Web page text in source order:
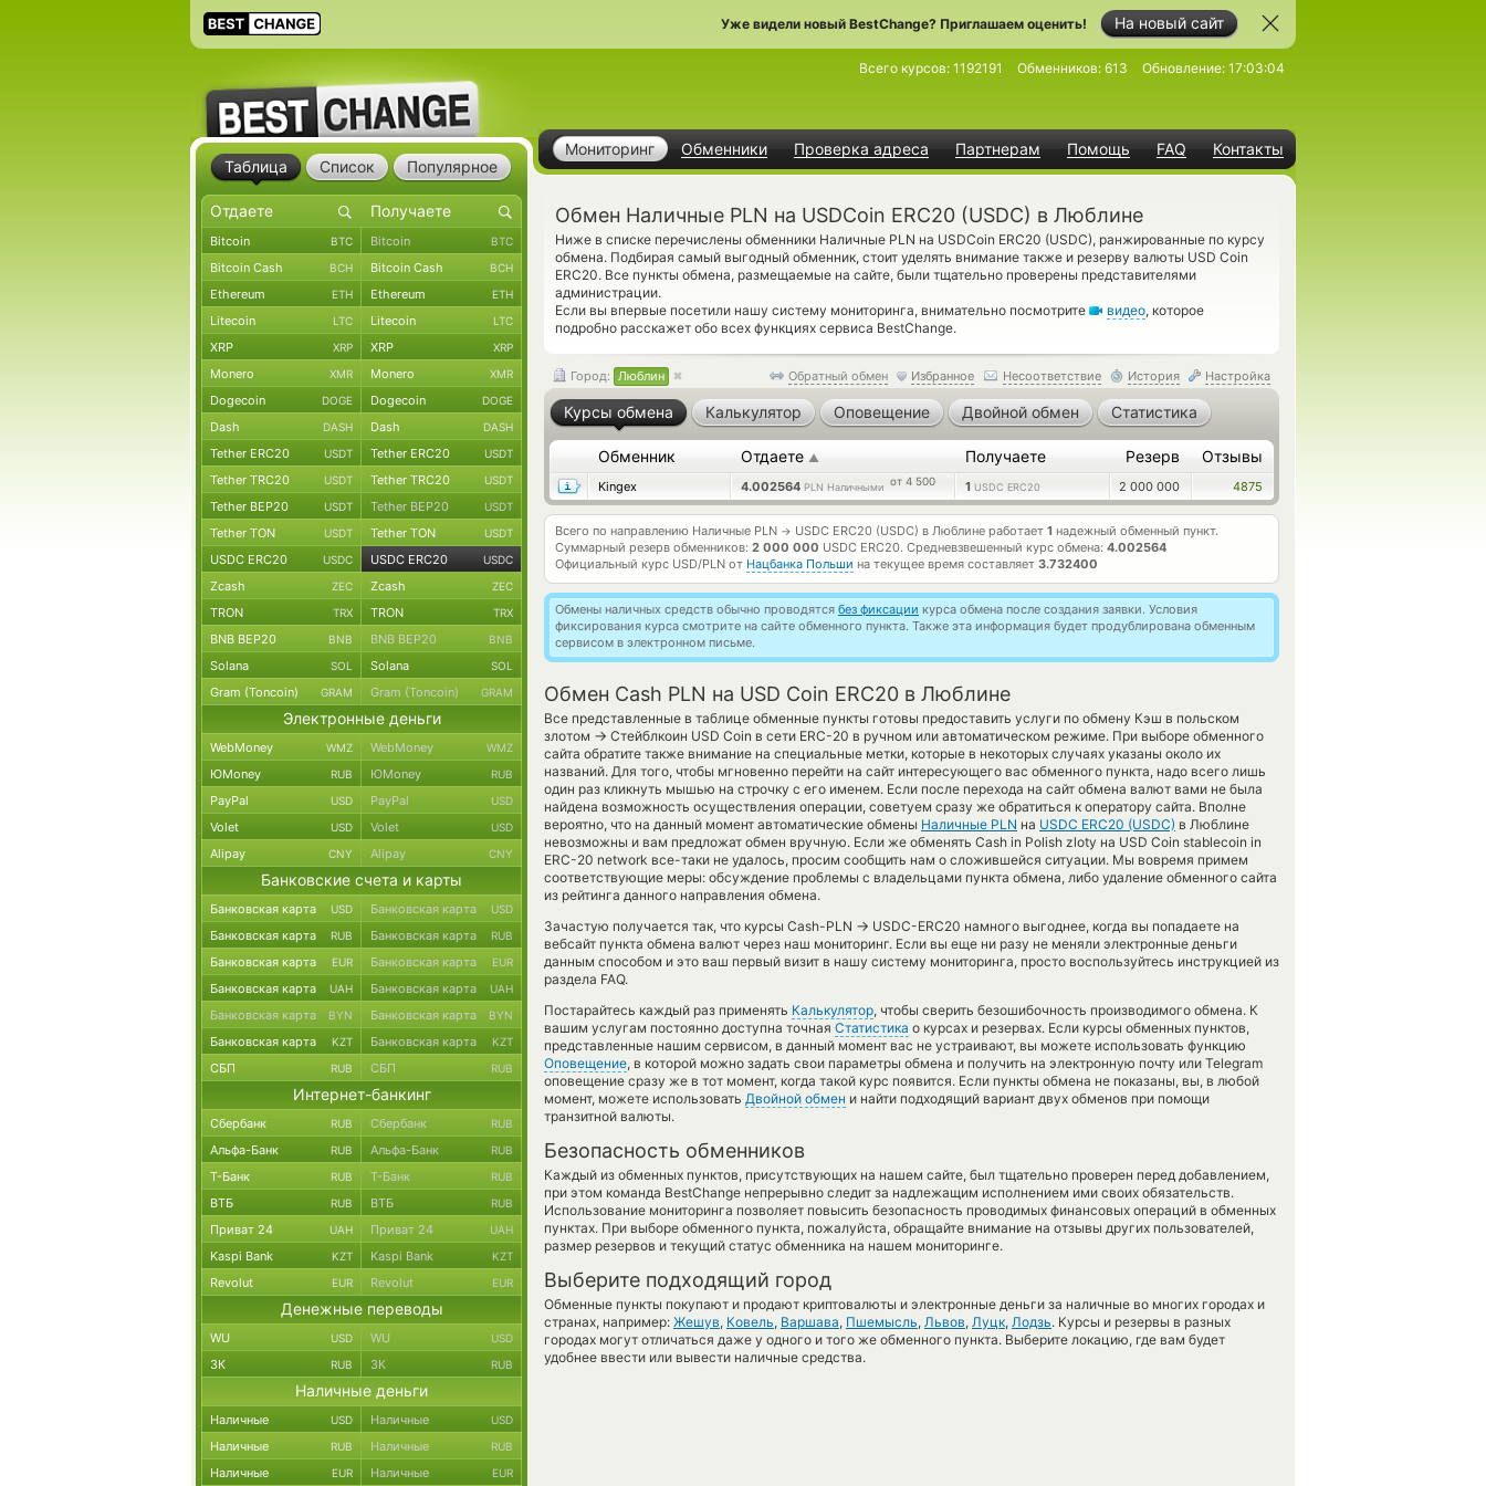
На новый сайт
Уже видели новый BestChange? Приглашаем оценить!
Мониторинг Обменники Проверка адреса Партнерам Помощь FAQ Контакты
Всего курсов: 1192191 Обменников: 613 Обновление: 17:03:04
Обмен Наличные PLN на USDCoin ERC20 (USDC) в Люблине
Ниже в списке перечислены обменники Наличные PLN на USDCoin ERC20 (USDC), ранжированные по курсу
обмена. Подбирая самый выгодный обменник, стоит уделять внимание также и резерву валюты USD Coin
ERC20. Все пункты обмена, размещаемые на сайте, были тщательно проверены представителями
администрации.
Если вы впервые посетили нашу систему мониторинга, внимательно посмотрите
видео, которое
подробно расскажет обо всех функциях сервиса BestChange.
Обратный обмен Избранное Несоответствие История Настройка
Город: Люблин
Курсы обмена Калькулятор Оповещение Двойной обмен Статистика
Обменник Отдаете ▲ Получаете Резерв Отзывы
Kingex 4.002564 PLN Наличными от 4 500 1 USDC ERC20 2 000 000 4875
Всего по направлению Наличные PLN → USDC ERC20 (USDC) в Люблине работает 1 надежный обменный пункт.
Суммарный резерв обменников: 2 000 000 USDC ERC20. Средневзвешенный курс обмена: 4.002564
Официальный курс USD/PLN от Нацбанка Польши на текущее время составляет 3.732400
Обмены наличных средств обычно проводятся без фиксации курса обмена после создания заявки. Условия
фиксирования курса смотрите на сайте обменного пункта. Также эта информация будет продублирована обменным
сервисом в электронном письме.
Обмен Cash PLN на USD Coin ERC20 в Люблине
Все представленные в таблице обменные пункты готовы предоставить услуги по обмену Кэш в польском
злотом → Стейблкоин USD Coin в сети ERC-20 в ручном или автоматическом режиме. При выборе обменного
сайта обратите также внимание на специальные метки, которые в некоторых случаях указаны около их
названий. Для того, чтобы мгновенно перейти на сайт интересующего вас обменного пункта, надо всего лишь
один раз кликнуть мышью на строчку с его именем. Если после перехода на сайт обмена валют вами не была
найдена возможность осуществления операции, советуем сразу же обратиться к оператору сайта. Вполне
вероятно, что на данный момент автоматические обмены Наличные PLN на USDC ERC20 (USDC) в Люблине
невозможны и вам предложат обмен вручную. Если же обменять Cash in Polish zloty на USD Coin stablecoin in
ERC-20 network все-таки не удалось, просим сообщить нам о сложившейся ситуации. Мы вовремя примем
соответствующие меры: обсуждение проблемы с владельцами пункта обмена, либо удаление обменного сайта
из рейтинга данного направления обмена.
Зачастую получается так, что курсы Cash-PLN → USDC-ERC20 намного выгоднее, когда вы попадаете на
вебсайт пункта обмена валют через наш мониторинг. Если вы еще ни разу не меняли электронные деньги
данным способом и это ваш первый визит в нашу систему мониторинга, просто воспользуйтесь инструкцией из
раздела FAQ.
Постарайтесь каждый раз применять Калькулятор, чтобы сверить безошибочность производимого обмена. К
вашим услугам постоянно доступна точная Статистика о курсах и резервах. Если курсы обменных пунктов,
представленные нашим сервисом, в данный момент вас не устраивают, вы можете использовать функцию
Оповещение, в которой можно задать свои параметры обмена и получить на электронную почту или Telegram
оповещение сразу же в тот момент, когда такой курс появится. Если пункты обмена не показаны, вы, в любой
момент, можете использовать Двойной обмен и найти подходящий вариант двух обменов при помощи
транзитной валюты.
Безопасность обменников
Каждый из обменных пунктов, присутствующих на нашем сайте, был тщательно проверен перед добавлением,
при этом команда BestChange непрерывно следит за надлежащим исполнением ими своих обязательств.
Использование мониторинга позволяет повысить безопасность проводимых финансовых операций в обменных
пунктах. При выборе обменного пункта, пожалуйста, обращайте внимание на отзывы других пользователей,
размер резервов и текущий статус обменника на нашем мониторинге.
Выберите подходящий город
Обменные пункты покупают и продают криптовалюты и электронные деньги за наличные во многих городах и
странах, например: Жешув, Ковель, Варшава, Пшемысль, Львов, Луцк, Лодзь. Курсы и резервы в разных
городах могут отличаться даже у одного и того же обменного пункта. Выберите локацию, где вам будет
удобнее ввести или вывести наличные средства.
Таблица Список Популярное
Bitcoin BTC Bitcoin BTC
Bitcoin Cash BCH Bitcoin Cash BCH
Ethereum ETH Ethereum ETH
Litecoin LTC Litecoin LTC
XRP XRP XRP XRP
Monero XMR Monero XMR
Dogecoin DOGE Dogecoin DOGE
Dash DASH Dash DASH
Tether ERC20 USDT Tether ERC20 USDT
Tether TRC20 USDT Tether TRC20 USDT
Tether BEP20 USDT Tether BEP20 USDT
Tether TON USDT Tether TON USDT
USDC ERC20 USDC USDC ERC20 USDC
Zcash ZEC Zcash ZEC
TRON TRX TRON TRX
BNB BEP20 BNB BNB BEP20 BNB
Solana SOL Solana SOL
Gram (Toncoin) GRAM Gram (Toncoin) GRAM
Электронные деньги
WebMoney WMZ WebMoney WMZ
ЮMoney RUB ЮMoney RUB
PayPal USD PayPal USD
Volet USD Volet USD
Alipay CNY Alipay CNY
Банковские счета и карты
Банковская карта USD Банковская карта USD
Банковская карта RUB Банковская карта RUB
Банковская карта EUR Банковская карта EUR
Банковская карта UAH Банковская карта UAH
Банковская карта BYN Банковская карта BYN
Банковская карта KZT Банковская карта KZT
СБП RUB СБП RUB
Интернет-банкинг
Сбербанк RUB Сбербанк RUB
Альфа-Банк RUB Альфа-Банк RUB
Т-Банк RUB Т-Банк RUB
ВТБ RUB ВТБ RUB
Приват 24 UAH Приват 24 UAH
Kaspi Bank KZT Kaspi Bank KZT
Revolut EUR Revolut EUR
Денежные переводы
WU USD WU USD
ЗК RUB ЗК RUB
Наличные деньги
Наличные USD Наличные USD
Наличные RUB Наличные RUB
Наличные EUR Наличные EUR